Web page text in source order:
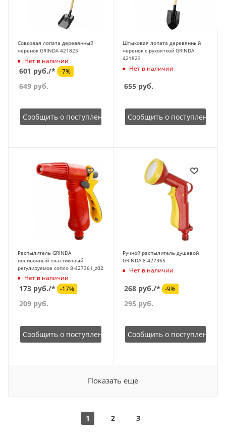
Совковая лопата деревянный
черенок GRINDA 421825
Нет в наличии
601 руб./* -7%
649 руб.
Сообщить о поступлении
Штыковая лопата деревянный
черенок с рукояткой GRINDA
421823
Нет в наличии
655руб.
Сообщить о поступлении
Распылитель GRINDA
поливочный пластиковый
регулируемое сопло 8-427361_z02
Нет в наличии
173 руб./* -17%
209 руб.
Сообщить о поступлении
Ручной распылитель душевой
GRINDA 8-427365
Нет в наличии
268 руб./* -9%
295руб.
Сообщить о поступлении
Показать еще
1 2 3